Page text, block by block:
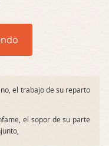
el trabajo de su reparto
el sopor de su parte